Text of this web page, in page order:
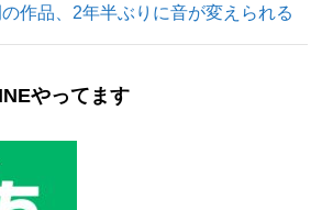
作品、2年半ぶりに音が変えられる
やってます